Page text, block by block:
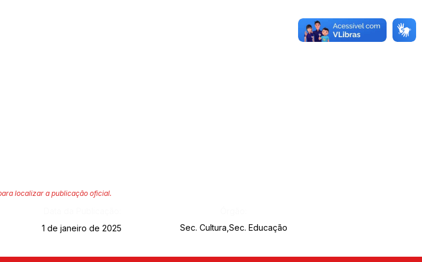
localizar a publicação oficial.
1 de janeiro de 2025
Sec. Cultura,Sec. Educação